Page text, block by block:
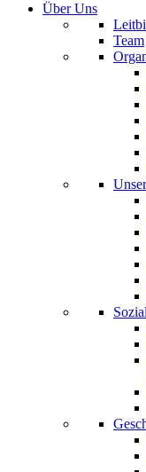
Über Uns
Team